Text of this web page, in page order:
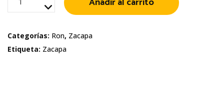
XO
años
Reserva
Categorías: Ron, Zacapa
Etiqueta: Zacapa